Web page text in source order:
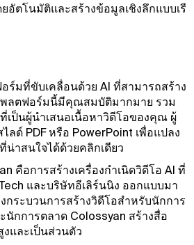
อัตโนมัติและสร้างข้อมูลเชิงลึกแบบเรี
ร์มที่ขับเคลื่อนด้วย AI ที่สามารถสร้าง
ลตฟอร์มนี้มีคุณสมบัติมากมาย รวม
เป็นผู้นําเสนอเนื้อหาวิดีโอของคุณ ผู้
ลด์ PDF หรือ PowerPoint เพื่อแปลง
น่าสนใจได้ด้วยคลิกเดียว
คือการสร้างเครื่องกําเนิดวิดีโอ AI ที่
และบริษัทอีเลิร์นนิง ออกแบบมา
ระบวนการสร้างวิดีโอสําหรับนักการ
นักการตลาด Colossyan สร้างสื่อ
และเป็นส่วนตัว